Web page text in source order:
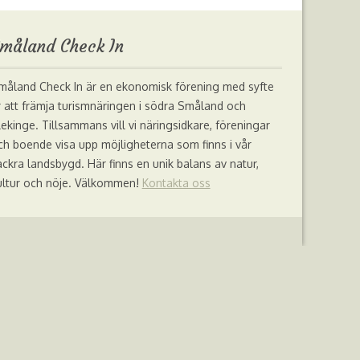
Check In
Check In är en ekonomisk förening med syfte
att främja turismnäringen i södra Småland och
Tillsammans vill vi näringsidkare, föreningar
boende visa upp möjligheterna som finns i vår
landsbygd. Här finns en unik balans av natur,
och nöje. Välkommen! Kontakta oss